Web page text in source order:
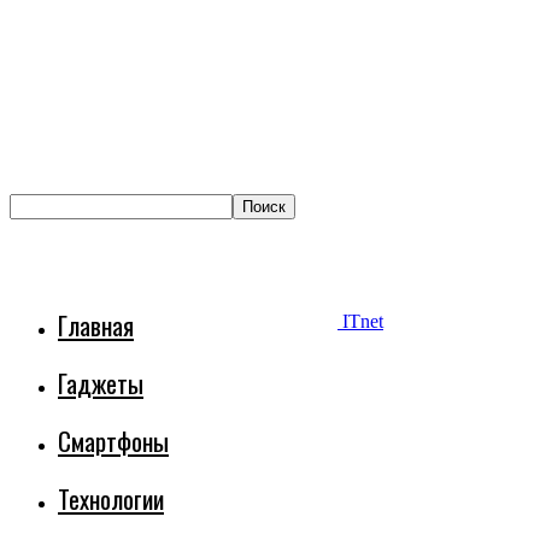
ITnet
Главная
Гаджеты
Смартфоны
Технологии